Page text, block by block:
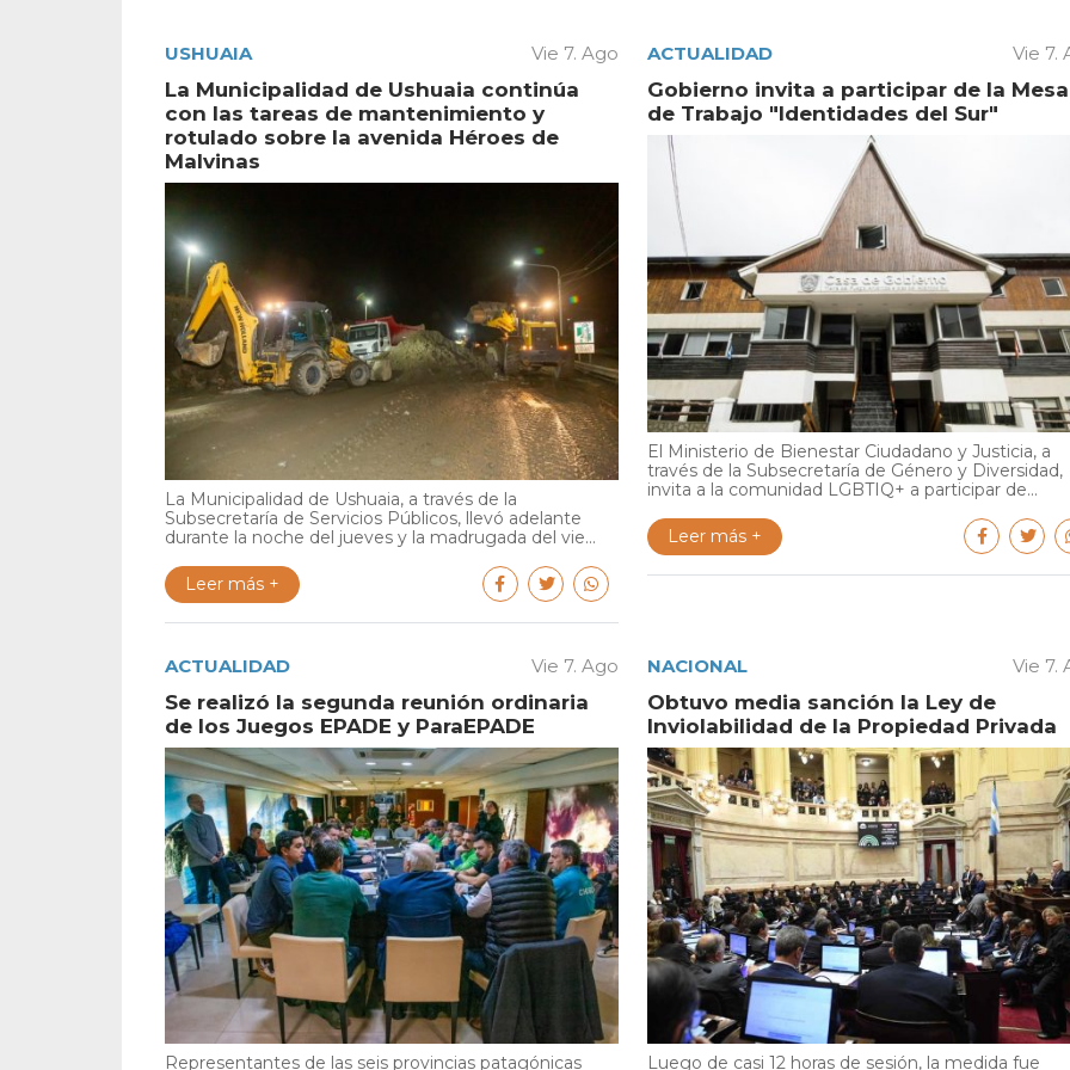
USHUAIA Vie 7. Ago
La Municipalidad de Ushuaia continúa
con las tareas de mantenimiento y
rotulado sobre la avenida Héroes de
Malvinas
La Municipalidad de Ushuaia, a través de la
Subsecretaría de Servicios Públicos, llevó adelante
durante la noche del jueves y la madrugada del vie...
Leer más +
ACTUALIDAD Vie 7.
Gobierno invita a participar de la Mesa
de Trabajo "Identidades del Sur"
El Ministerio de Bienestar Ciudadano y Justicia, a
través de la Subsecretaría de Género y Diversidad,
invita a la comunidad LGBTIQ+ a participar de...
Leer más +
ACTUALIDAD Vie 7. Ago
Se realizó la segunda reunión ordinaria
de los Juegos EPADE y ParaEPADE
Representantes de las seis provincias patagónicas
NACIONAL Vie 7.
Obtuvo media sanción la Ley de
Inviolabilidad de la Propiedad Privada
Luego de casi 12 horas de sesión, la medida fue